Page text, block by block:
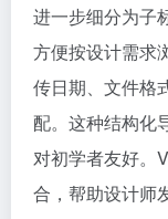
进一步细分为子
方便按设计需求
传日期、文件格
配。这种结构化
对初学者友好。
合，帮助设计师